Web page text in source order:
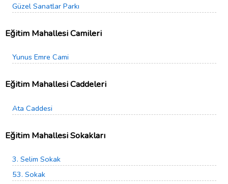
Güzel Sanatlar Parkı
Eğitim Mahallesi Camileri
Yunus Emre Cami
Eğitim Mahallesi Caddeleri
Ata Caddesi
Eğitim Mahallesi Sokakları
3. Selim Sokak
53. Sokak